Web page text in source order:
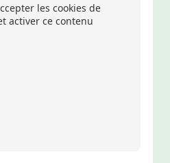
les cookies de
activer ce contenu